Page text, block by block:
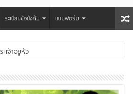
ระเบียบข้อบังคับ แบบฟอร์ม
เจ้าอยู่หัว